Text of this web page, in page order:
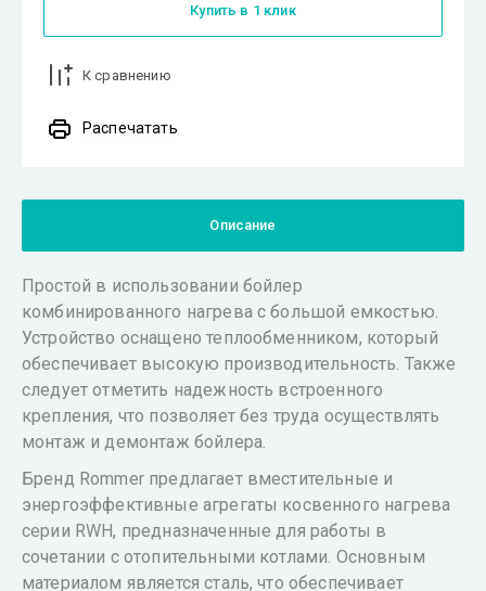
Купить в 1 клик
К сравнению
Распечатать
Описание
Простой в использовании бойлер
комбинированного нагрева с большой емкостью.
Устройство оснащено теплообменником, который
обеспечивает высокую производительность. Также
следует отметить надежность встроенного
крепления, что позволяет без труда осуществлять
монтаж и демонтаж бойлера.
Бренд Rommer предлагает вместительные и
энергоэффективные агрегаты косвенного нагрева
серии RWH, предназначенные для работы в
сочетании с отопительными котлами. Основным
материалом является сталь, что обеспечивает